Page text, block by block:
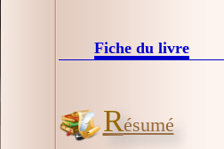
Fiche du livre
Résumé